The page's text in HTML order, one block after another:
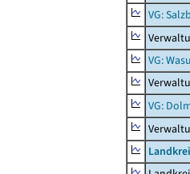
VG:
VG:
VG: